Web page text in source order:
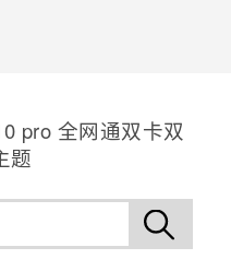
pro 全网通双卡双
题